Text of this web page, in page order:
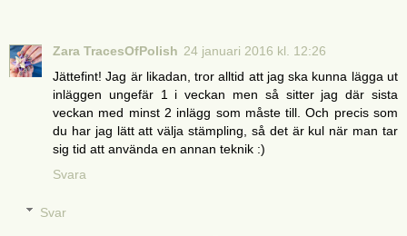
Zara TracesOfPolish 24 januari 2016 kl. 12:26
Jättefint! Jag är likadan, tror alltid att jag ska kunna lägga ut
inläggen ungefär 1 i veckan men så sitter jag där sista
veckan med minst 2 inlägg som måste till. Och precis som
du har jag lätt att välja stämpling, så det är kul när man tar
sig tid att använda en annan teknik :)
Svara
Svar